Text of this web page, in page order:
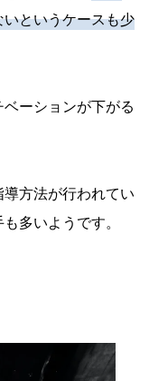
というケースも少
ーションが下がる
方法が行われてい
多いようです。